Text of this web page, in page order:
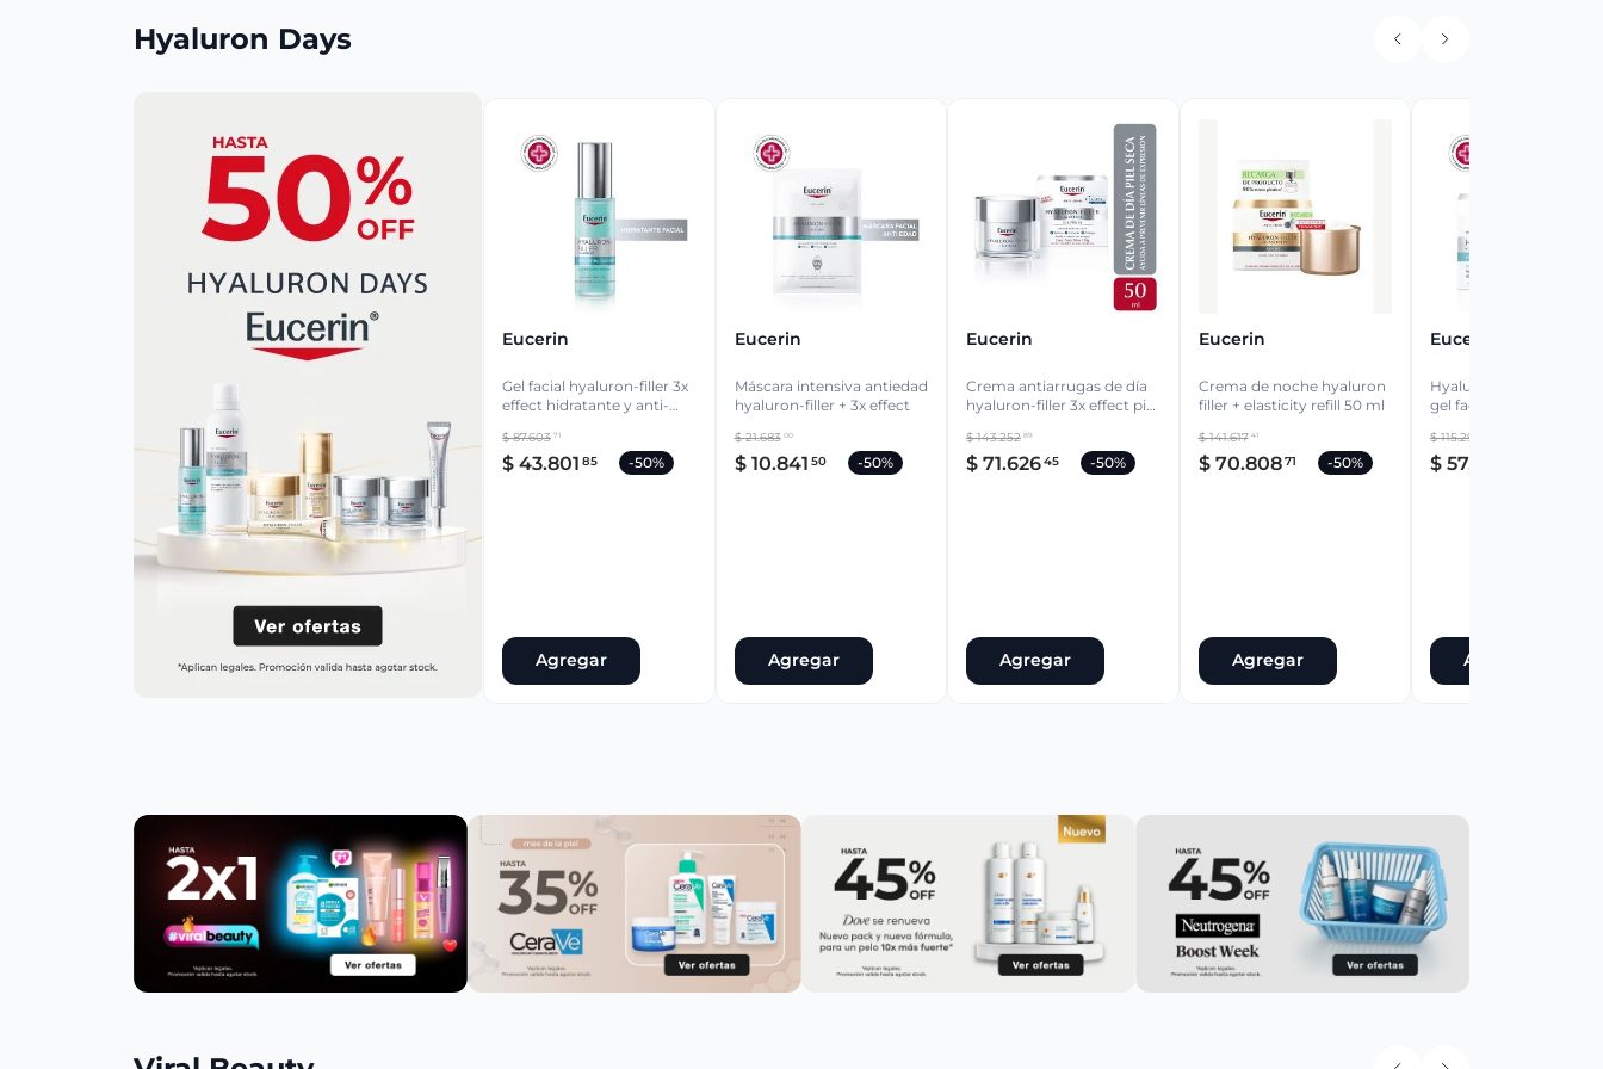
Hyaluron Days
Eucerin
Gel facial hyaluron-filler 3x
effect hidratante y anti-
$ 87.603 71
$ 43.801 85 -50%
Agregar
Eucerin
Máscara intensiva antiedad
hyaluron-filler + 3x effect
$ 21.683 00
$ 10.841 50 -50%
Agregar
Eucerin
Crema antiarrugas de día
hyaluron-filler 3x effect piel
$ 143.252 89
$ 71.62645 -50%
Agregar
Eucerin
Crema de noche hyaluron
filler + elasticity refill 50 ml
$ 141.617 41
$ 70.80871 -50%
Agregar
Eucerin
Hyaluron-filler + 3 effect
gel facial ultra-light 50
$ 115.290
$ 57.
Agregar